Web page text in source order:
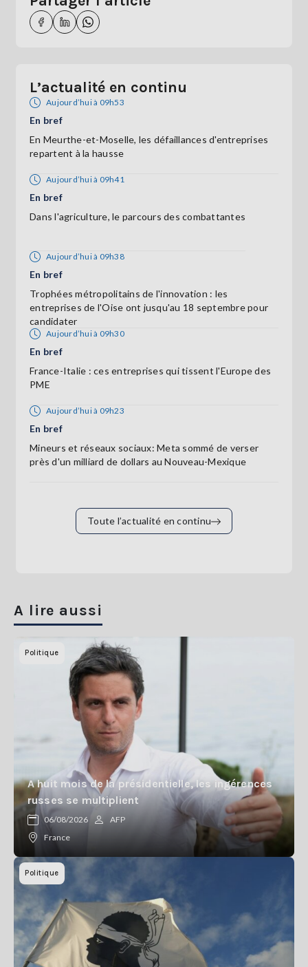
L’actualité en continu
Aujourd’hui à 09h53
En bref
En Meurthe-et-Moselle, les défaillances d'entreprises
repartent à la hausse
Aujourd’hui à 09h41
En bref
Dans l'agriculture, le parcours des combattantes
Aujourd’hui à 09h38
En bref
Trophées métropolitains de l'innovation : les
entreprises de l'Oise ont jusqu'au 18 septembre pour
candidater
Aujourd’hui à 09h30
En bref
France-Italie : ces entreprises qui tissent l'Europe des
PME
Aujourd’hui à 09h23
En bref
Mineurs et réseaux sociaux: Meta sommé de verser
près d'un milliard de dollars au Nouveau-Mexique
Toute l’actualité en continu
A lire aussi
Politique
A huit mois de la présidentielle, les ingérences
russes se multiplient
06/08/2026
AFP
France
Politique